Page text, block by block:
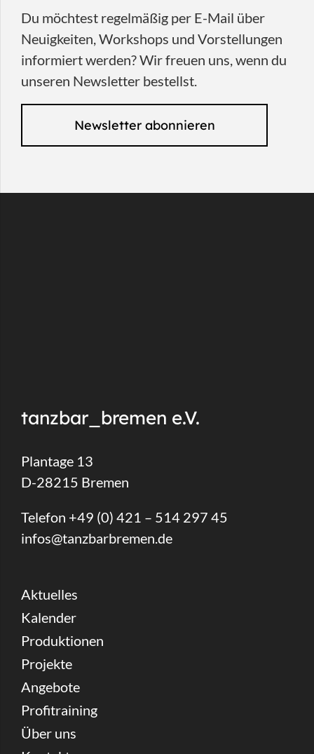
Du möchtest regelmäßig per E-Mail über
Neuigkeiten, Workshops und Vorstellungen
informiert werden? Wir freuen uns, wenn du
unseren Newsletter bestellst.
Newsletter abonnieren
tanzbar_bremen e.V.
Plantage 13
D-28215 Bremen
Telefon +49 (0) 421 – 514 297 45
infos@tanzbarbremen.de
Aktuelles
Kalender
Produktionen
Projekte
Angebote
Profitraining
Über uns